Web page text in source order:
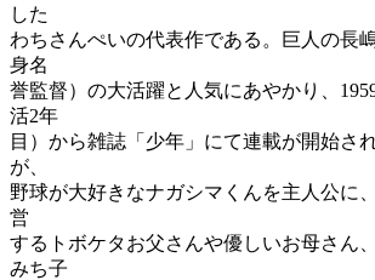
した
わちさんぺいの代表作である。巨人の長
身名
誉監督）の大活躍と人気にあやかり、
活2年
目）から雑誌「少年」にて連載が開始さ
が、
野球が大好きなナガシマくんを主人公に
営
するトボケタお父さんや優しいお母さん
みち子